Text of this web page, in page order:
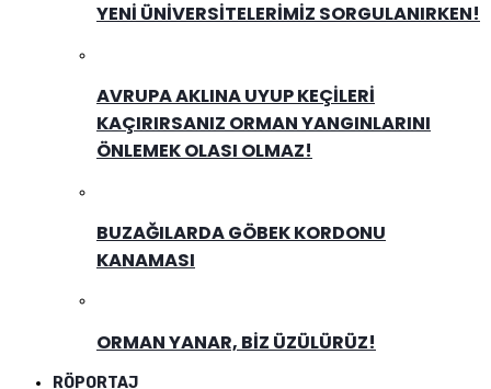
YENI ÜNIVERSITELERIMIZ SORGULANIRKEN!
AVRUPA AKLINA UYUP KEÇILERI
KAÇIRIRSANIZ ORMAN YANGINLARINI
ÖNLEMEK OLASI OLMAZ!
BUZAĞILARDA GÖBEK KORDONU
KANAMASI
ORMAN YANAR, BIZ ÜZÜLÜRÜZ!
RÖPORTAJ